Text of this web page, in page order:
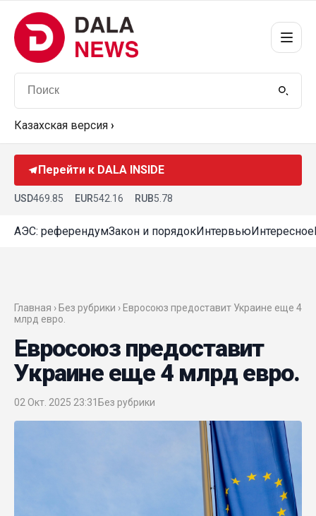
Казахская версия ›
Перейти к DALA INSIDE
USD469.85 EUR542.16 RUB5.78
АЭС: референдумЗакон и порядокИнтервьюИнтересное
Главная › Без рубрики › Евросоюз предоставит Украине еще 4
млрд евро.
Евросоюз предоставит
Украине еще 4 млрд евро.
02 Окт. 2025 23:31 Без рубрики